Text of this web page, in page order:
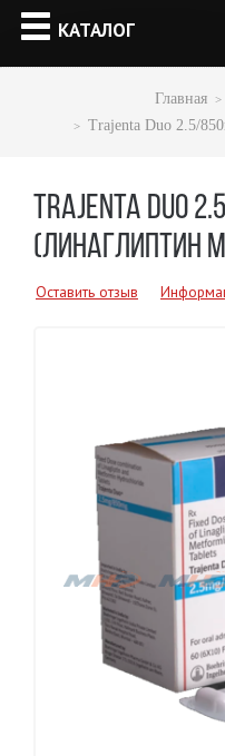
КАТАЛОГ
Главная
Trajenta Duo 2.5/
TRAJENTA DUO
(ЛИНАГЛИПТИН
Оставить отзыв